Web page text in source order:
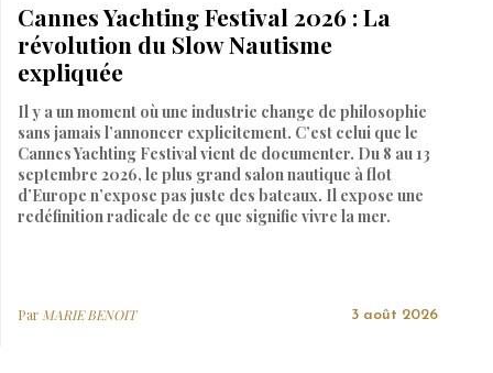
Cannes Yachting Festival 2026 : La
révolution du Slow Nautisme
expliquée
Il y a un moment où une industrie change de philosophie
sans jamais l’annoncer explicitement. C’est celui que le
Cannes Yachting Festival vient de documenter. Du 8 au 13
septembre 2026, le plus grand salon nautique à flot
d’Europe n’expose pas juste des bateaux. Il expose une
redéfinition radicale de ce que signifie vivre la mer.
ParMARIE BENOIT 3 août 2026